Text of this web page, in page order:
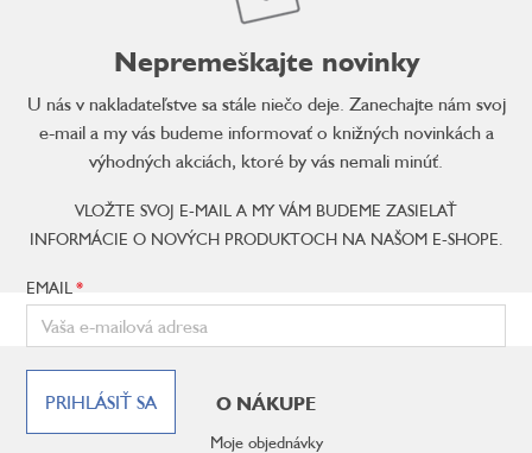
Nepremeškajte novinky
U nás v nakladateľstve sa stále niečo deje. Zanechajte nám svoj
e-mail a my vás budeme informovať o knižných novinkách a
výhodných akciách, ktoré by vás nemali minúť.
VLOŽTE SVOJ E-MAIL A MY VÁM BUDEME ZASIELAŤ
INFORMÁCIE O NOVÝCH PRODUKTOCH NA NAŠOM E-SHOPE.
EMAIL
PRIHLÁSIŤ SA O NÁKUPE
Moje objednávky